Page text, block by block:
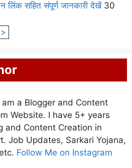
लिंक सहित संपूर्ण जानकारी देखें30
a Blogger and Content
Website. I have 5+ years
and Content Creation in
Job Updates, Sarkari Yojana,
Follow Me on Instagram